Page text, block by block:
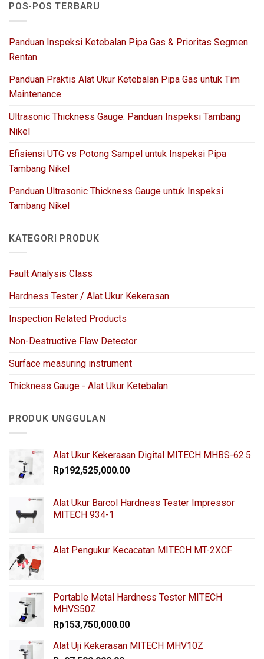
POS-POS TERBARU
Panduan Inspeksi Ketebalan Pipa Gas & Prioritas Segmen
Rentan
Panduan Praktis Alat Ukur Ketebalan Pipa Gas untuk Tim
Maintenance
Ultrasonic Thickness Gauge: Panduan Inspeksi Tambang
Nikel
Efisiensi UTG vs Potong Sampel untuk Inspeksi Pipa
Tambang Nikel
Panduan Ultrasonic Thickness Gauge untuk Inspeksi
Tambang Nikel
KATEGORI PRODUK
Fault Analysis Class
Hardness Tester / Alat Ukur Kekerasan
Inspection Related Products
Non-Destructive Flaw Detector
Surface measuring instrument
Thickness Gauge - Alat Ukur Ketebalan
PRODUK UNGGULAN
Alat Ukur Kekerasan Digital MITECH MHBS-62.5
Rp192,525,000.00
Alat Ukur Barcol Hardness Tester Impressor
MITECH 934-1
Alat Pengukur Kecacatan MITECH MT-2XCF
Portable Metal Hardness Tester MITECH
MHVS50Z
Rp153,750,000.00
Alat Uji Kekerasan MITECH MHV10Z